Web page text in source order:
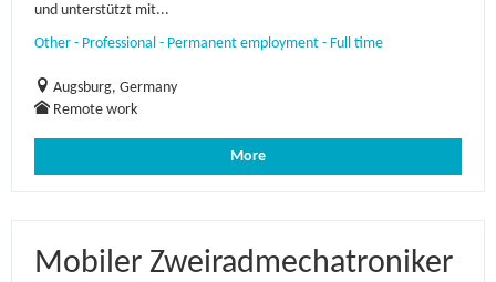
und unterstützt mit...
Other - Professional - Permanent employment - Full time
Augsburg, Germany
Remote work
More
Mobiler Zweiradmechatroniker